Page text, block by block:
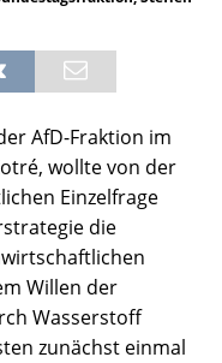
AfD-Fraktion im
wollte von der
Einzelfrage
die
Willen der
Wasserstoff
zunächst einmal